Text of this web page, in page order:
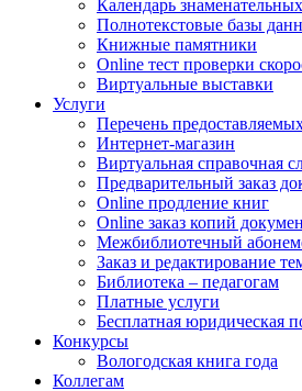
Календарь
Полнотекстовые базы
Книжные памятники
Online тест проверки
Виртуальные выставки
Услуги
Перечень
Интернет-магазин
Виртуальная справочная
Предварительный заказ
Online продление книг
Online заказ копий
Межбиблиотечный
Заказ и редактирование
Библиотека – педагогам
Платные услуги
Бесплатная юридическая
Конкурсы
Вологодская книга года
Коллегам